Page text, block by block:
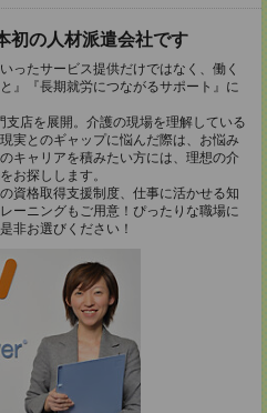
初の人材派遣会社です
ったサービス提供だけではなく、働く
』『長期就労につながるサポート』に
店を展開。介護の現場を理解している
実とのギャップに悩んだ際は、お悩み
キャリアを積みたい方には、理想の介
お探しします。
資格取得支援制度、仕事に活かせる知
ーニングもご用意！ぴったりな職場に
非お選びください！